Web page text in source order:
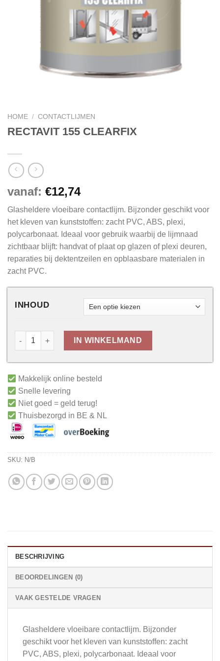
HOME / CONTACTLIJMEN
RECTAVIT 155 CLEARFIX
vanaf: €12,74
Glasheldere vloeibare contactlijm. Bijzonder geschikt voor
het kleven van kunststoffen: zacht PVC, ABS, plexi,
polycarbonaat. Ideaal voor gebruik waarbij de lijmnaad
zichtbaar blijft: handvat of plaat op glazen of plexi deuren,
reparaties bij dektentzeilen en opblaasbare materialen in
zacht PVC.
INHOUD
IN WINKELMAND
Makkelijk online besteld
Snelle levering
Niet goed = geld terug!
Thuisbezorgd in BE & NL
SKU: N/B
BESCHRIJVING
BEOORDELINGEN (0)
VAAK GESTELDE VRAGEN
Glasheldere vloeibare contactlijm. Bijzonder
geschikt voor het kleven van kunststoffen: zacht
PVC, ABS, plexi, polycarbonaat. Ideaal voor